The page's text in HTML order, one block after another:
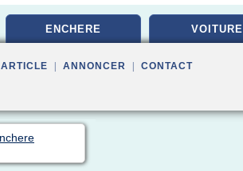
ENCHERE VOITURE
ANNONCER CONTACT